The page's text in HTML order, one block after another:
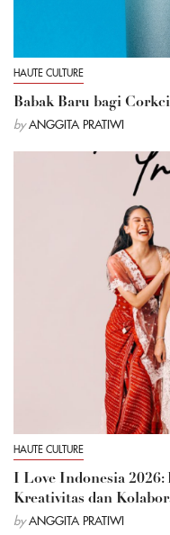
HAUTE CULTURE
Babak Baru bagi
by ANGGITA PRATIWI
HAUTE CULTURE
I Love Indonesia 2026:
Kreativitas dan
by ANGGITA PRATIWI